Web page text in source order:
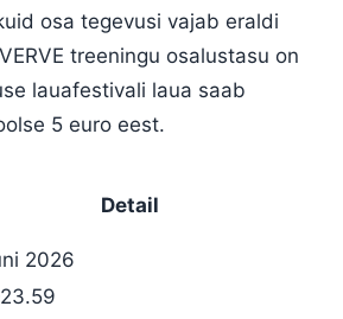
osa tegevusi vajab eraldi
treeningu osalustasu on
lauafestivali laua saab
5 euro eest.
Detail
2026